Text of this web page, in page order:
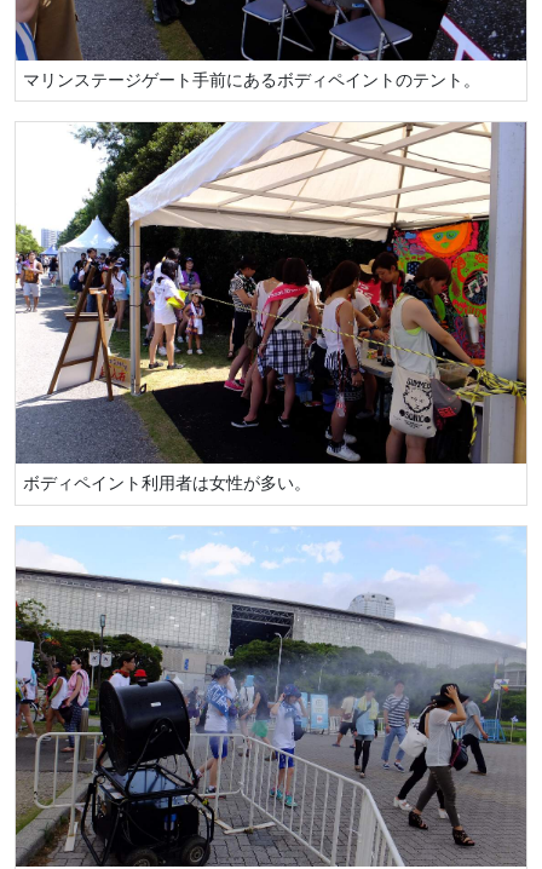
マリンステージゲート手前にあるボディペイントのテント。
ボディペイント利用者は女性が多い。